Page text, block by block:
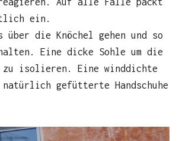
ein.
über die Knöchel gehen und so
Eine dicke Sohle um die
zu isolieren. Eine winddichte
natürlich gefütterte Handschuhe